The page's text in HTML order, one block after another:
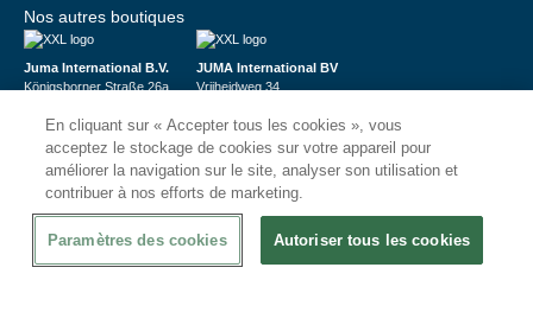
Nos autres boutiques
Juma International B.V.
Königsborner Straße 26a
USt-ID: DE321159873
Handelsregister: 58573909
JUMA International BV
Vrijheidweg 34
BTW: NL853095048B01
K.V.K.: 58573909
En cliquant sur « Accepter tous les cookies », vous
acceptez le stockage de cookies sur votre appareil pour
améliorer la navigation sur le site, analyser son utilisation et
contribuer à nos efforts de marketing.
Paramètres des cookies Autoriser tous les cookies